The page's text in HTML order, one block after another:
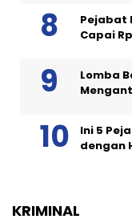
Pejabat
Capai
Lomba
Ini 5
dengan
KRIMINAL